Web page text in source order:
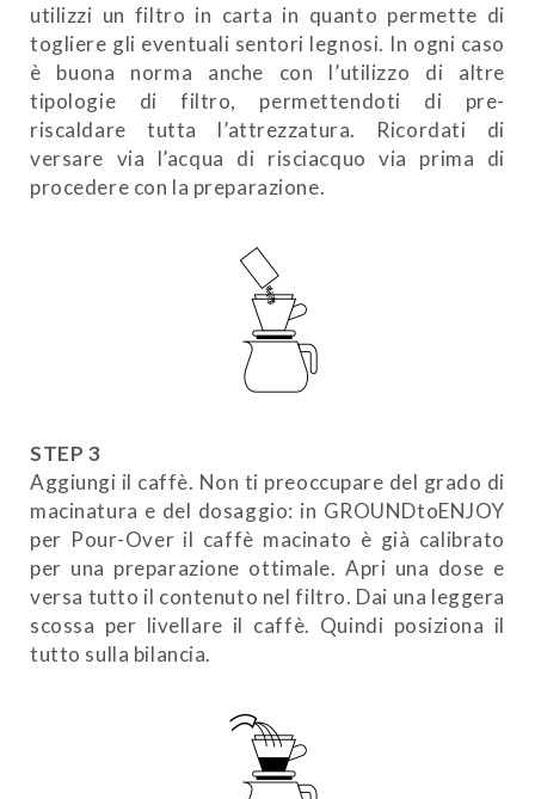
utilizzi un filtro in carta in quanto permette di
togliere gli eventuali sentori legnosi. In ogni caso
è buona norma anche con l’utilizzo di altre
tipologie di filtro, permettendoti di pre-
riscaldare tutta l’attrezzatura. Ricordati di
versare via l’acqua di risciacquo via prima di
procedere con la preparazione.
STEP 3
Aggiungi il caffè. Non ti preoccupare del grado di
macinatura e del dosaggio: in GROUNDtoENJOY
per Pour-Over il caffè macinato è già calibrato
per una preparazione ottimale. Apri una dose e
versa tutto il contenuto nel filtro. Dai una leggera
scossa per livellare il caffè. Quindi posiziona il
tutto sulla bilancia.